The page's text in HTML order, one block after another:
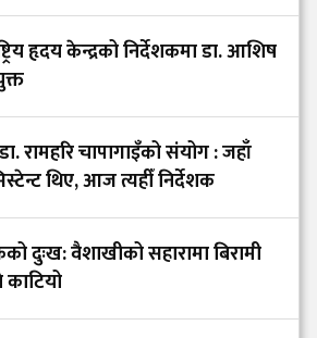
हृदय केन्द्रको निर्देशकमा डा. आशिष
रामहरि चापागाइँको संयोग : जहाँ
थिए, आज त्यहीँ निर्देशक
दुःख: वैशाखीको सहारामा बिरामी